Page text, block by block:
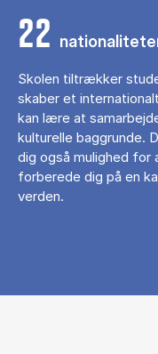
22
Skolen tiltrækker
skaber et
kan lære at
kulturelle baggrunde.
dig også mulighed for
forberede dig på en
verden.